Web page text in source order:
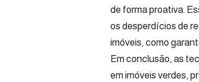
de forma proativa.
os desperdícios de
imóveis, como
Em conclusão, as
em imóveis verdes,